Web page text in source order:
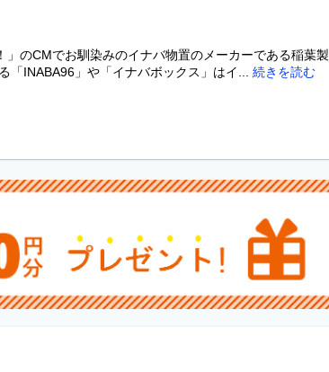
のCMでお馴染みのイナバ物置のメーカーである稲葉製
INABA96」や「イナバボックス」はイ...
続きを読む